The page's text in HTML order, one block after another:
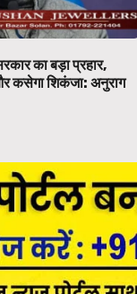
का बड़ा प्रहार,
और कसेगा शिकंजा: अनुराग